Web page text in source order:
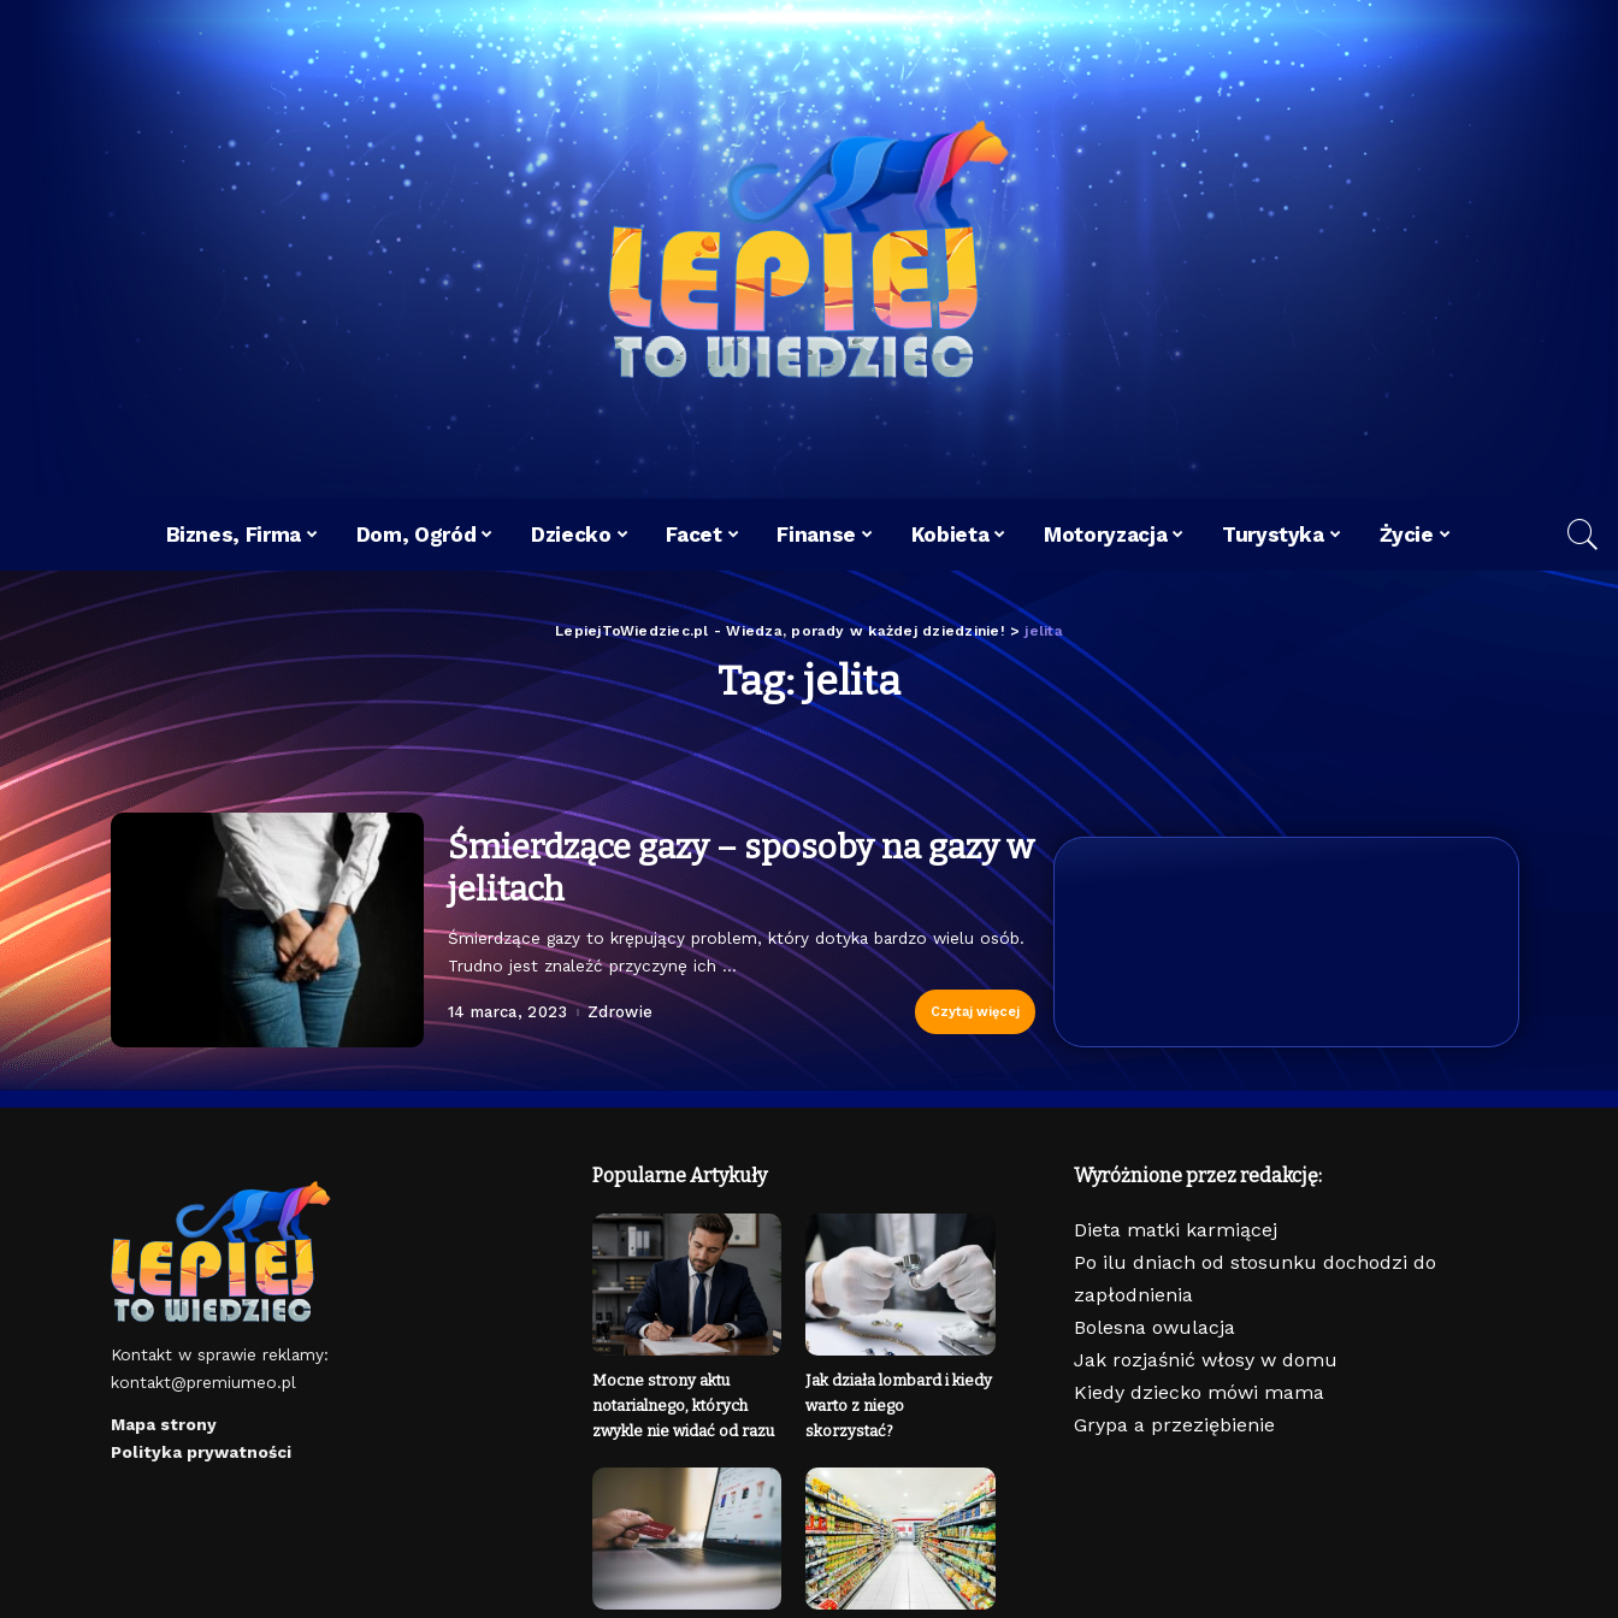
Biznes, Firma Dom, Ogród Dziecko Facet Finanse Kobieta Motoryzacja Turystyka Życie
LepiejToWiedziec.pl - Wiedza, porady w każdej dziedzinie! > jelita
Tag:jelita
Śmierdzące gazy – sposoby na gazy w
jelitach
Śmierdzące gazy to krępujący problem, który dotyka bardzo wielu osób.
Trudno jest znaleźć przyczynę ich...
14 marca, 2023 Zdrowie Czytaj więcej
Kontakt w sprawie reklamy:
kontakt@premiumeo.pl
Mapa strony
Polityka prywatności
Popularne Artykuły
Mocne strony aktu
notarialnego, których
zwykle nie widać od razu
Jak działa lombard i kiedy
warto z niego
skorzystać?
Wyróżnione przez redakcję:
Dieta matki karmiącej
Po ilu dniach od stosunku dochodzi do
zapłodnienia
Bolesna owulacja
Jak rozjaśnić włosy w domu
Kiedy dziecko mówi mama
Grypa a przeziębienie